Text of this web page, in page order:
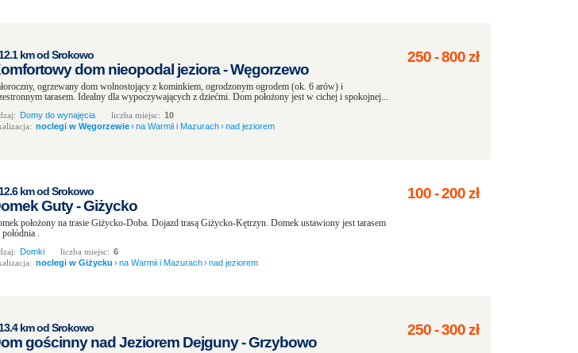
km od Srokowo
dom nieopodal jeziora - Węgorzewo
ogrzewany dom wolnostojący z kominkiem, ogrodzonym ogrodem (ok. 6 arów) i
tarasem. Idealny dla wypoczywających z dziećmi. Dom położony jest w cichej i spokojnej...
Domy do wynajęcia liczba miejsc: 10
noclegi w Węgorzewie›na Warmii i Mazurach›nad jeziorem
250-800zł
km od Srokowo
Guty - Giżycko
położony na trasie Giżycko-Doba. Dojazd trasą Giżycko-Kętrzyn. Domek ustawiony jest tarasem
.
Domki liczba miejsc: 6
noclegi w Giżycku ›na Warmii i Mazurach›nad jeziorem
100-200zł
km od Srokowo
gościnny nad Jeziorem Dejguny - Grzybowo
250-300zł